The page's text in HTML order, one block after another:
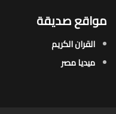
مواقع صديقة
القران الكريم
ميديا مصر